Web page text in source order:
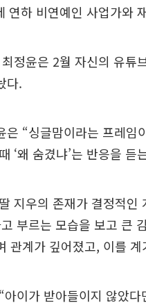
연하 비연예인 사업가와
정윤은 2월 자신의 유튜
다.
은 “싱글맘이라는 프레임
‘왜 숨겼냐’는 반응을 듣
지우의 존재가 결정적인
부르는 모습을 보고 큰
관계가 깊어졌고, 이를
아이가 받아들이지 않았